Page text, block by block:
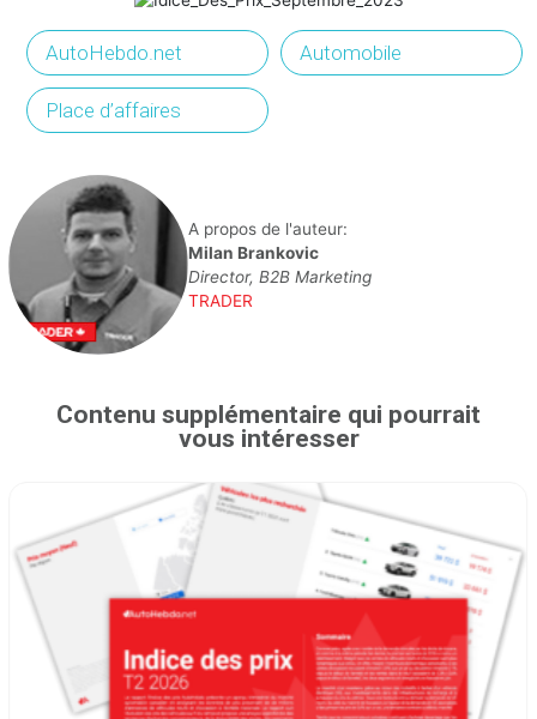
AutoHebdo.net Automobile
Place d’affaires
A propos de l'auteur:
Milan Brankovic
Director, B2B Marketing
TRADER
Contenu supplémentaire qui pourrait
vous intéresser